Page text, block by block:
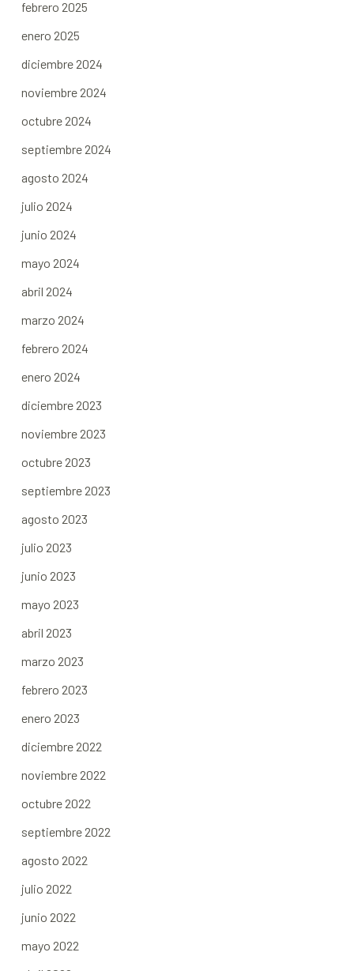
febrero 2025
enero 2025
diciembre 2024
noviembre 2024
octubre 2024
septiembre 2024
agosto 2024
julio 2024
junio 2024
mayo 2024
abril 2024
marzo 2024
febrero 2024
enero 2024
diciembre 2023
noviembre 2023
octubre 2023
septiembre 2023
agosto 2023
julio 2023
junio 2023
mayo 2023
abril 2023
marzo 2023
febrero 2023
enero 2023
diciembre 2022
noviembre 2022
octubre 2022
septiembre 2022
agosto 2022
julio 2022
junio 2022
mayo 2022